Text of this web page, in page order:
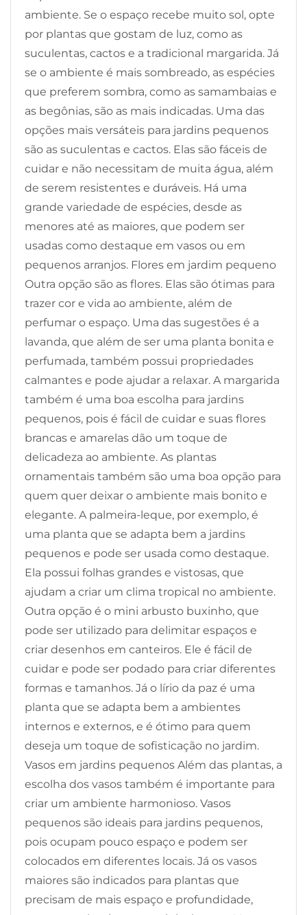
ambiente. Se o espaço recebe muito sol, opte
por plantas que gostam de luz, como as
suculentas, cactos e a tradicional margarida. Já
se o ambiente é mais sombreado, as espécies
que preferem sombra, como as samambaias e
as begônias, são as mais indicadas. Uma das
opções mais versáteis para jardins pequenos
são as suculentas e cactos. Elas são fáceis de
cuidar e não necessitam de muita água, além
de serem resistentes e duráveis. Há uma
grande variedade de espécies, desde as
menores até as maiores, que podem ser
usadas como destaque em vasos ou em
pequenos arranjos. Flores em jardim pequeno
Outra opção são as flores. Elas são ótimas para
trazer cor e vida ao ambiente, além de
perfumar o espaço. Uma das sugestões é a
lavanda, que além de ser uma planta bonita e
perfumada, também possui propriedades
calmantes e pode ajudar a relaxar. A margarida
também é uma boa escolha para jardins
pequenos, pois é fácil de cuidar e suas flores
brancas e amarelas dão um toque de
delicadeza ao ambiente. As plantas
ornamentais também são uma boa opção para
quem quer deixar o ambiente mais bonito e
elegante. A palmeira-leque, por exemplo, é
uma planta que se adapta bem a jardins
pequenos e pode ser usada como destaque.
Ela possui folhas grandes e vistosas, que
ajudam a criar um clima tropical no ambiente.
Outra opção é o mini arbusto buxinho, que
pode ser utilizado para delimitar espaços e
criar desenhos em canteiros. Ele é fácil de
cuidar e pode ser podado para criar diferentes
formas e tamanhos. Já o lírio da paz é uma
planta que se adapta bem a ambientes
internos e externos, e é ótimo para quem
deseja um toque de sofisticação no jardim.
Vasos em jardins pequenos Além das plantas, a
escolha dos vasos também é importante para
criar um ambiente harmonioso. Vasos
pequenos são ideais para jardins pequenos,
pois ocupam pouco espaço e podem ser
colocados em diferentes locais. Já os vasos
maiores são indicados para plantas que
precisam de mais espaço e profundidade,